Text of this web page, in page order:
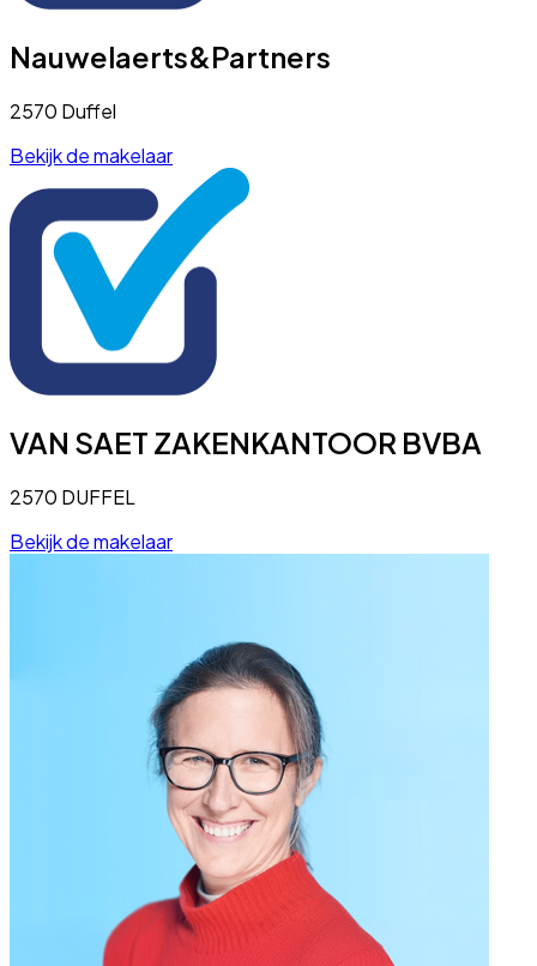
Nauwelaerts&Partners
2570 Duffel
Bekijk de makelaar
VAN SAET ZAKENKANTOOR BVBA
2570 DUFFEL
Bekijk de makelaar